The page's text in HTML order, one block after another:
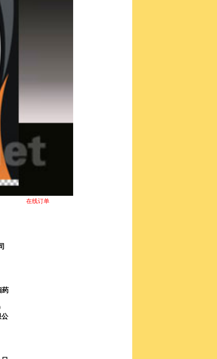
在线订单
药
公